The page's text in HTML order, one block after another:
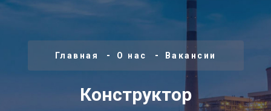
Главная О нас Вакансии
Конструктор